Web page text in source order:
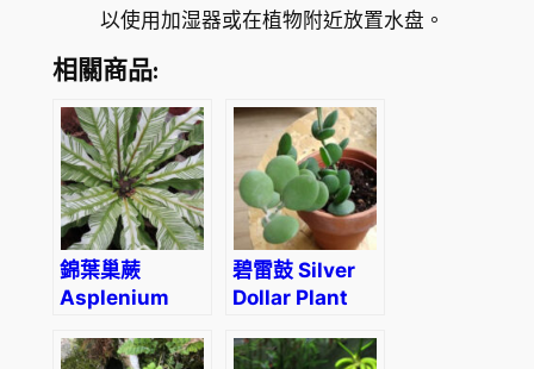
以使用加湿器或在植物附近放置水盘。
相關商品:
錦葉巢蕨
Asplenium
variegated
碧雷鼓 Silver
Dollar Plant
danguyi)